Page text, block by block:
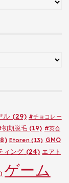
ル(29) #チョコレー
期脱毛(19) #英会
Etoren(13) GMO
ィング (24) エアト
ゲーム